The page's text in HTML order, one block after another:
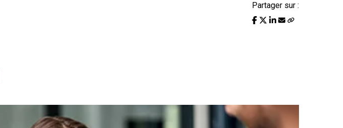
Partager sur :